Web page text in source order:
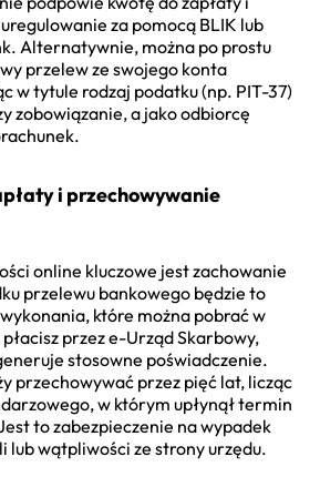
za pomocą BLIK lub
Alternatywnie, można po prostu
przelew ze swojego konta
w tytule rodzaj podatku (np. PIT-37)
zobowiązanie, a jako odbiorcę
i przechowywanie
online kluczowe jest zachowanie
przelewu bankowego będzie to
które można pobrać w
przez e-Urząd Skarbowy,
stosowne poświadczenie.
przechowywać przez pięć lat, licząc
w którym upłynął termin
to zabezpieczenie na wypadek
wątpliwości ze strony urzędu.